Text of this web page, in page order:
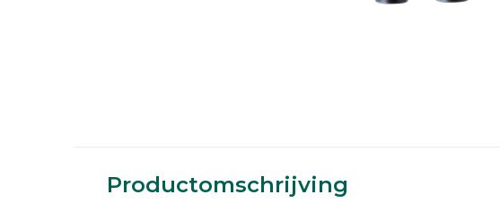
Productomschrijving